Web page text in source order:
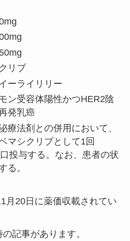
リブ
ーライリリー
ン受容体陽性かつHER2陰
発乳癌
療法剤との併用において、
マシクリブとして1回
投与する。なお、患者の状
る。
月20日に薬価収載されてい
記事があります。